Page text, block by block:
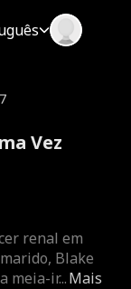
Vez
Mais
renal em
Blake
meia-ir...